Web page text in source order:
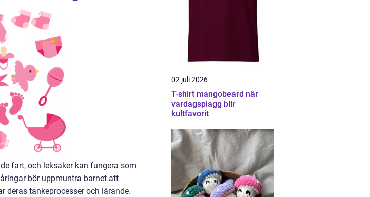
fart, och leksaker kan fungera som
bör uppmuntra barnet att
tankeprocesser och lärande.
02 juli 2026
T-shirt mangobeard när
vardagsplagg blir
kultfavorit